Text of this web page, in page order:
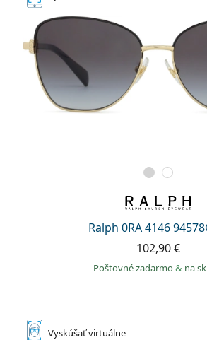
Ralph 0RA 4146
102,90 €
Poštovné zadarmo& na
Vyskúšaťvirtuálne